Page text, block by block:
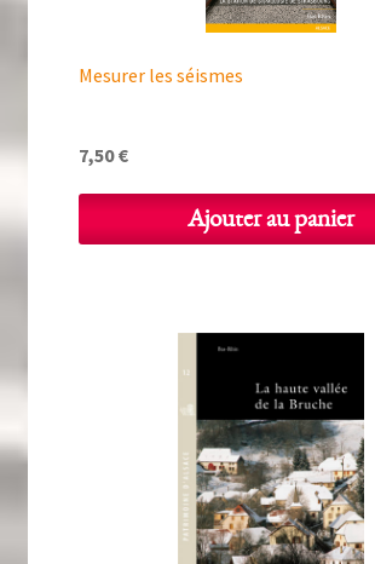
Mesurer les séismes
7,50€
Ajouter au panier